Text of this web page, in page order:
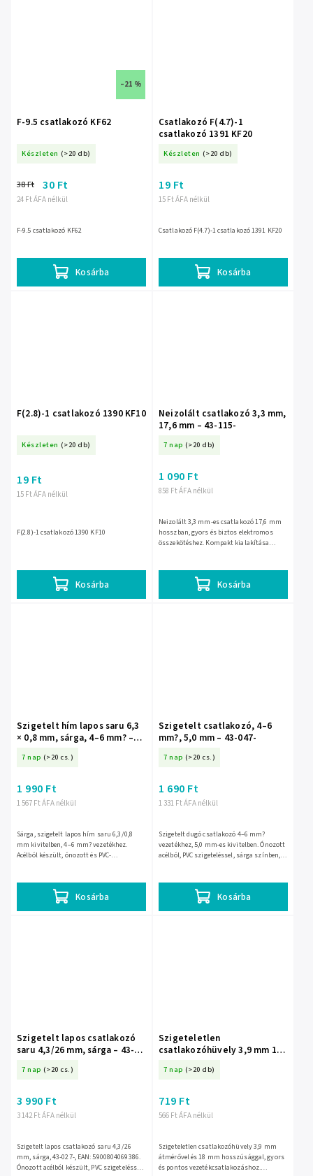
–21 %
F-9.5 csatlakozó KF62
Készleten (>20 db)
24 Ft ÁFA nélkül
38 Ft 30 Ft
Kosárba
F-9.5 csatlakozó KF62
Csatlakozó F(4.7)-1
csatlakozó 1391 KF20
Készleten (>20 db)
15 Ft ÁFA nélkül
19 Ft
Kosárba
Csatlakozó F(4.7)-1 csatlakozó 1391 KF20
F(2.8)-1 csatlakozó 1390 KF10
Készleten (>20 db)
15 Ft ÁFA nélkül
19 Ft
Kosárba
F(2.8)-1 csatlakozó 1390 KF10
Neizolált csatlakozó 3,3 mm,
17,6 mm – 43-115-
7 nap (>20 db)
858 Ft ÁFA nélkül
1 090 Ft
Kosárba
Neizolált 3,3 mm-es csatlakozó 17,6 mm
hosszban, gyors és biztos elektromos
összekötéshez. Kompakt kialakítása
Szigetelt hím lapos saru 6,3
× 0,8 mm, sárga, 4–6 mm? –
7 nap (>20 cs.)
1 567 Ft ÁFA nélkül
1 990 Ft
Kosárba
Sárga, szigetelt lapos hím saru 6,3/0,8
mm kivitelben, 4–6 mm? vezetékhez.
Acélból készült, ónozott és PVC-
Szigetelt csatlakozó, 4–6
mm?, 5,0 mm – 43-047-
7 nap (>20 cs.)
1 331 Ft ÁFA nélkül
1 690 Ft
Kosárba
Szigetelt dugó csatlakozó 4–6 mm?
vezetékhez, 5,0 mm-es kivitelben. Ónozott
acélból, PVC szigeteléssel, sárga színben,
Szigetelt lapos csatlakozó
saru 4,3/26 mm, sárga – 43-
7 nap (>20 cs.)
3 142 Ft ÁFA nélkül
3 990 Ft
Szigetelt lapos csatlakozó saru 4,3/26
mm, sárga, 43-027-, EAN: 5900804069386.
Ónozott acélból készült, PVC szigeteléssel,
Szigeteletlen
csatlakozóhüvely 3,9 mm 18
7 nap (>20 db)
566 Ft ÁFA nélkül
719 Ft
Szigeteletlen csatlakozóhüvely 3,9 mm
átmérővel és 18 mm hosszúsággal, gyors
és pontos vezetékcsatlakozáshoz.